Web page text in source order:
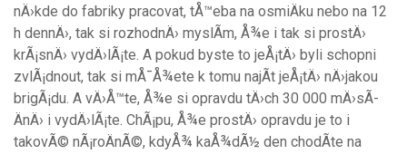
nÄ›kde do fabriky pracovat, tÅ™eba na osmiÄku nebo na 12
h dennÄ›, tak si rozhodnÄ› myslÃ­m, Å¾e i tak si prostÄ›
krÃ¡snÄ› vydÄ›lÃ¡te. A pokud byste to jeÅ¡tÄ› byli schopni
zvlÃ¡dnout, tak si mÅ¯Å¾ete k tomu najÃ­t jeÅ¡tÄ› nÄ›jakou
brigÃ¡du. A vÄ›Å™te, Å¾e si opravdu tÄ›ch 30 000 mÄ›sÃ­
ÄnÄ› i vydÄ›lÃ¡te. ChÃ¡pu, Å¾e prostÄ› opravdu je to i
takovÃ© nÃ¡roÄnÃ©, kdyÅ¾ kaÅ¾dÃ½ den chodÃ­te na